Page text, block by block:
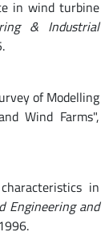
in wind turbine
& Industrial
of Modelling
Wind Farms",
in
Engineering and